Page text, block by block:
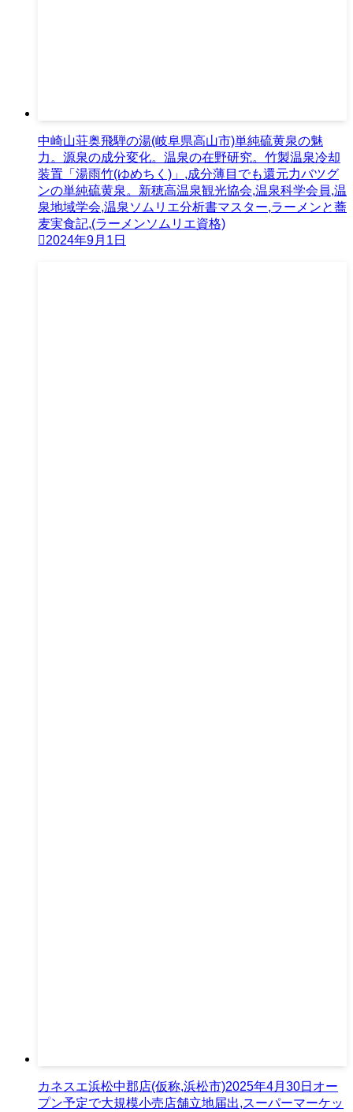
中崎山荘奥飛騨の湯(岐阜県高山市)単純硫黄泉の魅
力。源泉の成分変化。温泉の在野研究。竹製温泉冷却
装置「湯雨竹(ゆめちく)」,成分薄目でも還元力バツグ
ンの単純硫黄泉。新穂高温泉観光協会,温泉科学会員,温
泉地域学会,温泉ソムリエ分析書マスター,ラーメンと蕎
麦実食記,(ラーメンソムリエ資格)
2024年9月1日
カネスエ浜松中郡店(仮称,浜松市)2025年4月30日オー
プン予定で大規模小売店舗立地届出,スーパーマーケッ